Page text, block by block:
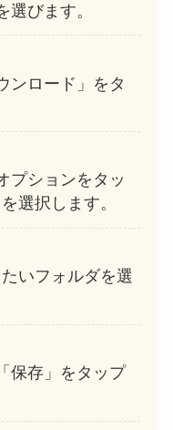
選びます。
ンロード」をタ
プションをタッ
選択します。
いフォルダを選
保存」をタップ